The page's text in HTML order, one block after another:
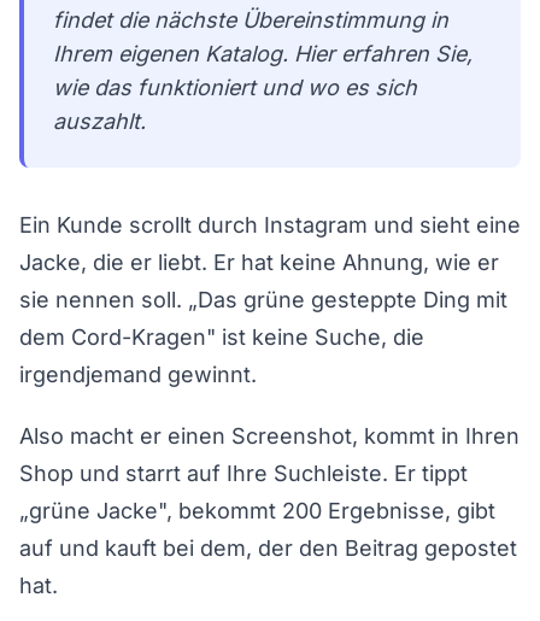
findet die nächste Übereinstimmung in
Ihrem eigenen Katalog. Hier erfahren Sie,
wie das funktioniert und wo es sich
auszahlt.
Ein Kunde scrollt durch Instagram und sieht eine
Jacke, die er liebt. Er hat keine Ahnung, wie er
sie nennen soll. „Das grüne gesteppte Ding mit
dem Cord-Kragen" ist keine Suche, die
irgendjemand gewinnt.
Also macht er einen Screenshot, kommt in Ihren
Shop und starrt auf Ihre Suchleiste. Er tippt
„grüne Jacke", bekommt 200 Ergebnisse, gibt
auf und kauft bei dem, der den Beitrag gepostet
hat.